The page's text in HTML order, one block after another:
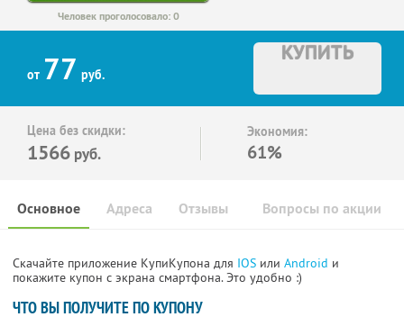
Человек проголосовало: 0
от 77 руб.
КУПИТЬ
Цена без скидки:
1566 руб.
Экономия:
61%
Основное Отзывы Вопросы по акции
Адреса
Скачайте приложение КупиКупона для IOS или Android и
покажите купон с экрана смартфона. Это удобно :)
ЧТО ВЫ ПОЛУЧИТЕ ПО КУПОНУ